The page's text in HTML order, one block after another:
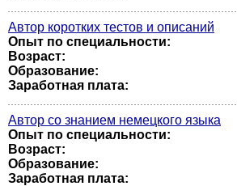
Автор коротких тестов и описаний
Опыт по специальности:
Возраст:
Образование:
Заработная плата:
Автор со знанием немецкого языка
Опыт по специальности:
Возраст:
Образование:
Заработная плата: